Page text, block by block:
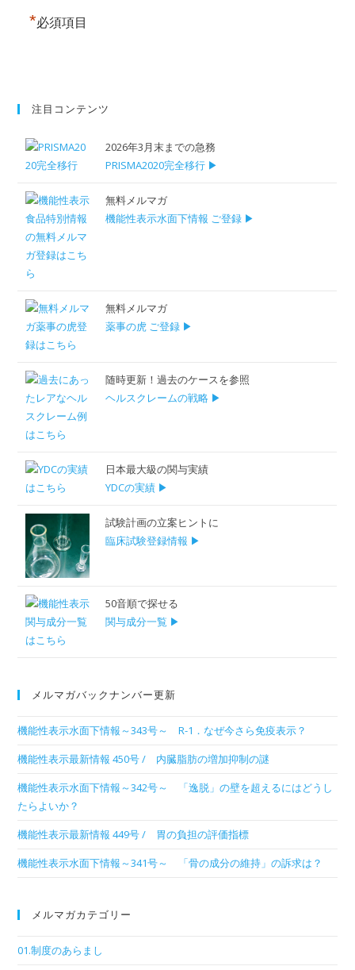
*必須項目
注目コンテンツ
2026年3月末までの急務
PRISMA2020完全移行 ▶
無料メルマガ
機能性表示水面下情報 ご登録 ▶
無料メルマガ
薬事の虎 ご登録 ▶
随時更新！過去のケースを参照
ヘルスクレームの戦略 ▶
日本最大級の関与実績
YDCの実績 ▶
試験計画の立案ヒントに
臨床試験登録情報 ▶
50音順で探せる
関与成分一覧 ▶
メルマガバックナンバー更新
機能性表示水面下情報～343号～ R-1．なぜ今さら免疫表示？
機能性表示最新情報 450号 / 内臓脂肪の増加抑制の謎
機能性表示水面下情報～342号～ 「逸脱」の壁を超えるにはどうし
たらよいか？
機能性表示最新情報 449号 / 胃の負担の評価指標
機能性表示水面下情報～341号～ 「骨の成分の維持」の訴求は？
メルマガカテゴリー
01.制度のあらまし